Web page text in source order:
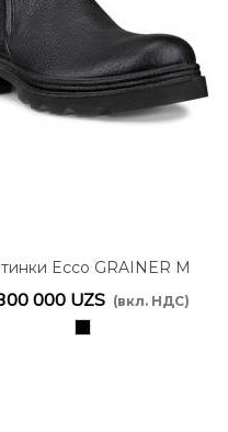
Ecco GRAINER M
214804/01001
000 UZS (вкл. НДС)